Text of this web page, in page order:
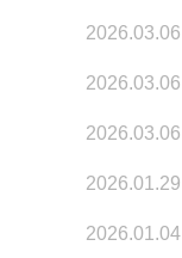
2026.03.06
2026.03.06
2026.03.06
2026.01.29
2026.01.04